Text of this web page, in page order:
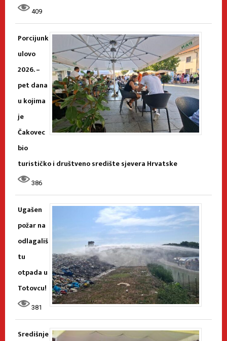
409
Porcijunk
ulovo
2026. –
pet dana
u kojima
je
Čakovec
bio
turističko i društveno središte sjevera Hrvatske
386
Ugašen
požar na
odlagališ
tu
otpada u
Totovcu!
381
Središnje